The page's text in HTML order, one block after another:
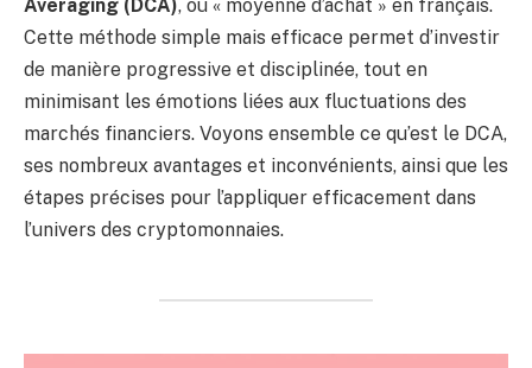
Averaging (DCA), ou « moyenne d’achat » en français.
Cette méthode simple mais efficace permet d’investir
de manière progressive et disciplinée, tout en
minimisant les émotions liées aux fluctuations des
marchés financiers. Voyons ensemble ce qu’est le DCA,
ses nombreux avantages et inconvénients, ainsi que les
étapes précises pour l’appliquer efficacement dans
l’univers des cryptomonnaies.